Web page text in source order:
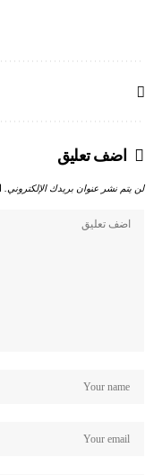
اضف تعليق
لن يتم نشر عنوان بريدك الإلكتروني.